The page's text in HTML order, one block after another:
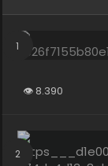
8.390